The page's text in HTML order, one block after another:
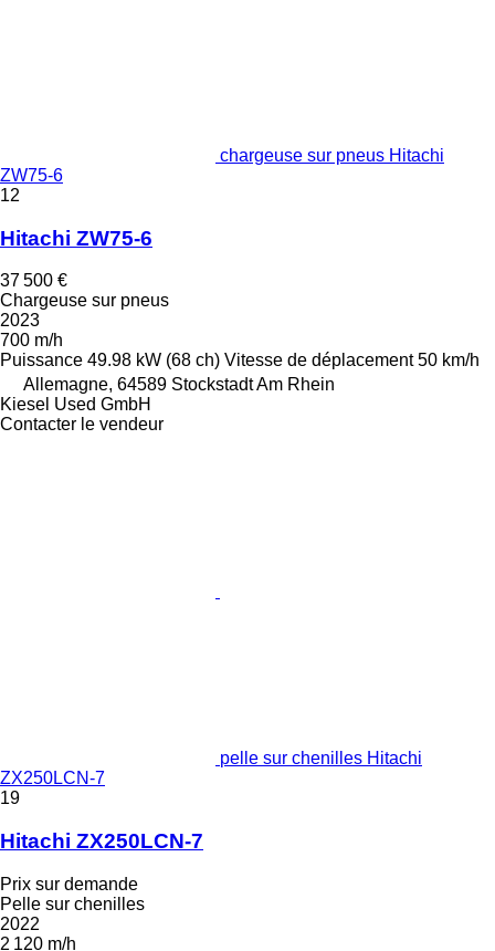
chargeuse sur pneus Hitachi
ZW75-6
12
Hitachi ZW75-6
37 500 €
Chargeuse sur pneus
2023
700 m/h
Puissance 49.98 kW (68 ch) Vitesse de déplacement 50 km/h
Allemagne, 64589 Stockstadt Am Rhein
Kiesel Used GmbH
Contacter le vendeur
pelle sur chenilles Hitachi
ZX250LCN-7
19
Hitachi ZX250LCN-7
Prix sur demande
Pelle sur chenilles
2022
2 120 m/h